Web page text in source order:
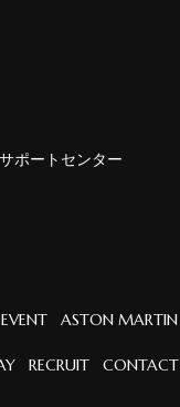
ポートセンター
ASTON MARTIN
RECRUIT CONTACT